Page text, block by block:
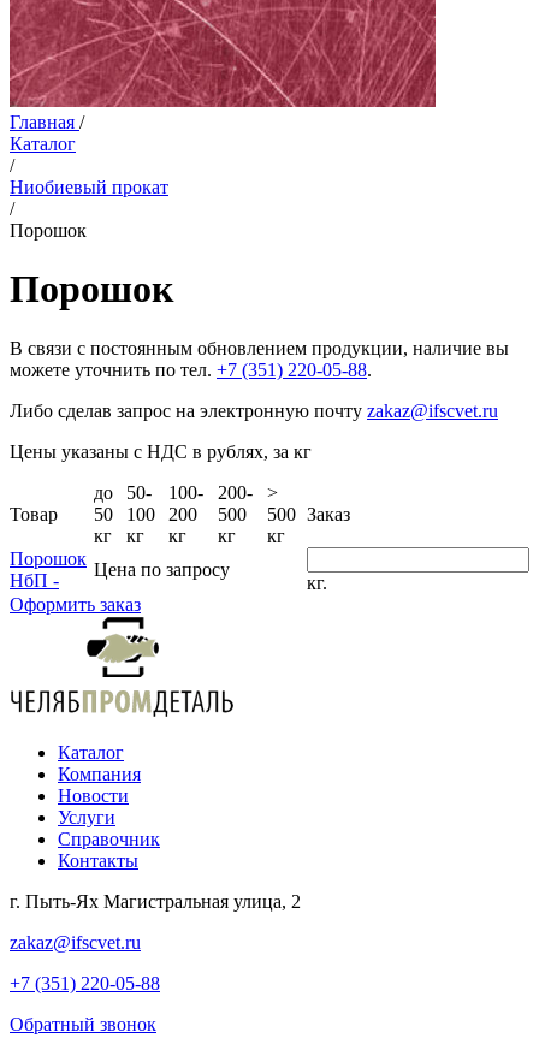
Главная /
Каталог
/
Ниобиевый прокат
/
Порошок
Порошок
В связи с постоянным обновлением продукции, наличие вы
можете уточнить по тел. +7 (351) 220-05-88.
Либо сделав запрос на электронную почту zakaz@ifscvet.ru
Цены указаны с НДС в рублях, за кг
Товар
до
50
кг
50-
100
кг
100-
200
кг
200-
500
кг
>
500
кг
Заказ
Порошок
НбП -
Цена по запросу
кг.
Оформить заказ
Каталог
Компания
Новости
Услуги
Справочник
Контакты
г. Пыть-Ях Магистральная улица, 2
zakaz@ifscvet.ru
+7 (351) 220-05-88
Обратный звонок